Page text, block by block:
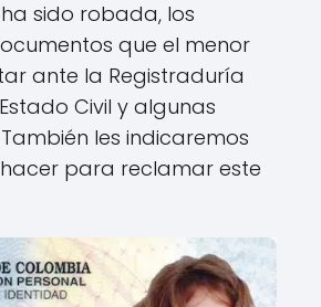
sido robada, los
que el menor
ante la Registraduría
Civil y algunas
les indicaremos
para reclamar este